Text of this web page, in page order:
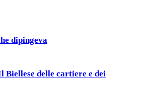
dipingeva
Biellese delle cartiere e dei